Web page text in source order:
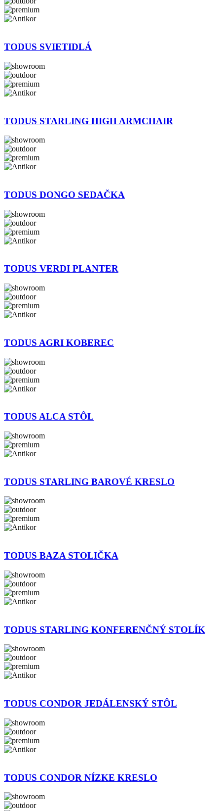
TODUS SVIETIDLÁ
TODUS STARLING HIGH ARMCHAIR
TODUS DONGO SEDAČKA
TODUS VERDI PLANTER
TODUS AGRI KOBEREC
TODUS ALCA STÔL
TODUS STARLING BAROVÉ KRESLO
TODUS BAZA STOLIČKA
TODUS STARLING KONFERENČNÝ STOLÍK
TODUS CONDOR JEDÁLENSKÝ STÔL
TODUS CONDOR NÍZKE KRESLO